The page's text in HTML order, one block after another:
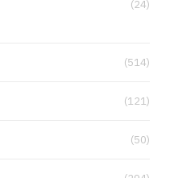
(24)
(514)
(121)
(50)